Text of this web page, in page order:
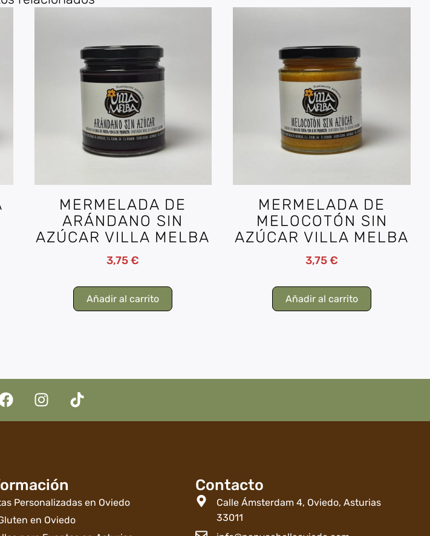
MERMELADA DE
ARÁNDANO SIN
AZÚCAR VILLA MELBA
3,75€
Añadir al carrito
MERMELADA DE
MELOCOTÓN SIN
AZÚCAR VILLA MELBA
3,75€
Añadir al carrito
Personalizadas en Oviedo
en Oviedo
Contacto
Calle Ámsterdam 4, Oviedo, Asturias
33011